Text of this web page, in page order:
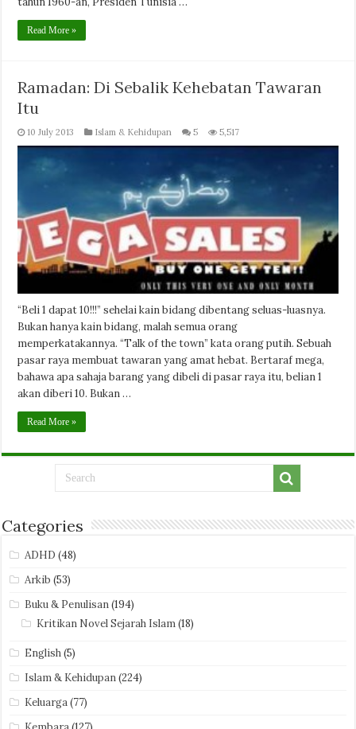
Read More »
Ramadan: Di Sebalik Kehebatan Tawaran
Itu
10 July 2013 Islam & Kehidupan 5 5,517
“Beli 1 dapat 10!!!” sehelai kain bidang dibentang seluas-luasnya.
Bukan hanya kain bidang, malah semua orang
memperkatakannya. “Talk of the town” kata orang putih. Sebuah
pasar raya membuat tawaran yang amat hebat. Bertaraf mega,
bahawa apa sahaja barang yang dibeli di pasar raya itu, belian 1
akan diberi 10. Bukan …
Read More »
Categories
ADHD (48)
Arkib (53)
Buku & Penulisan(194)
Kritikan Novel Sejarah Islam(18)
English(5)
Islam & Kehidupan(224)
Keluarga(77)